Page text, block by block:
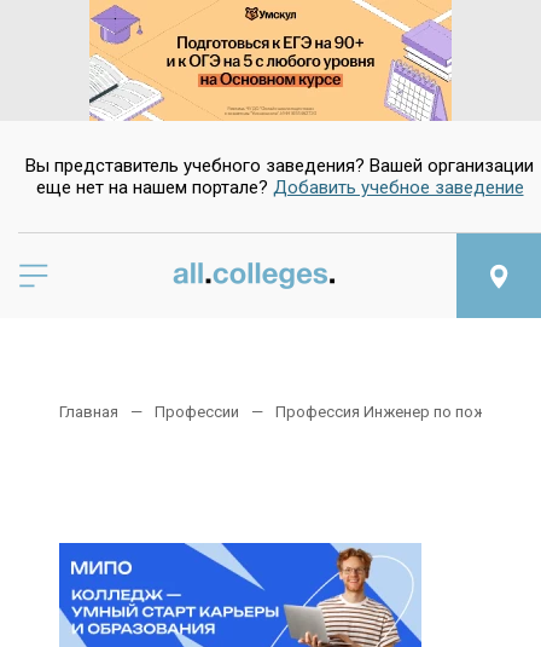
Вы представитель учебного заведения? Вашей организации
еще нет на нашем портале? Добавить учебное заведение
Главная Профессии Профессия Инженер по пожарной